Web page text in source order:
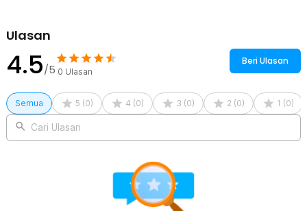
Ulasan
4.5/5 0 Ulasan
Beri Ulasan
Semua 5 (0) 4 (0) 3 (0) 2 (0) 1 (0)
Cari Ulasan